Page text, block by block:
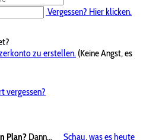
Vergessen? Hier klicken.
zu erstellen. (Keine Angst, es
vergessen?
Plan? Dann...
Schau, was es heute